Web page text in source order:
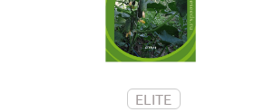
ELITE